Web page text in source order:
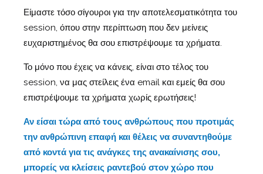
Είμαστε τόσο σίγουροι για την αποτελεσματικότητα του
session, όπου στην περίπτωση που δεν μείνεις
ευχαριστημένος θα σου επιστρέψουμε τα χρήματα.
Το μόνο που έχεις να κάνεις, είναι στο τέλος του
session, να μας στείλεις ένα email και εμείς θα σου
επιστρέψουμε τα χρήματα χωρίς ερωτήσεις!
Αν είσαι τώρα από τους ανθρώπους που προτιμάς
την ανθρώπινη επαφή και θέλεις να συναντηθούμε
από κοντά για τις ανάγκες της ανακαίνισης σου,
μπορείς να κλείσεις ραντεβού στον χώρο που